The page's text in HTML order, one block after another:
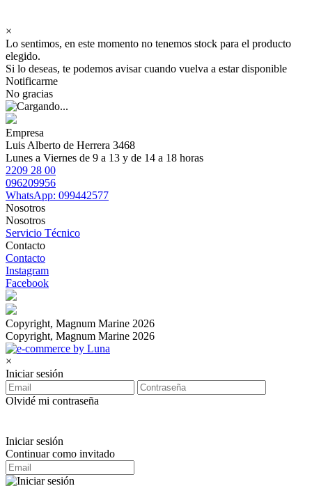
×
Lo sentimos, en este momento no tenemos stock para el producto
elegido.
Si lo deseas, te podemos avisar cuando vuelva a estar disponible
Notificarme
No gracias
Empresa
Luis Alberto de Herrera 3468
Lunes a Viernes de 9 a 13 y de 14 a 18 horas
2209 28 00
096209956
WhatsApp: 099442577
Nosotros
Nosotros
Servicio Técnico
Contacto
Contacto
Instagram
Facebook
Copyright, Magnum Marine 2026
Copyright, Magnum Marine 2026
×
Iniciar sesión
Olvidé mi contraseña
Iniciar sesión
Continuar como invitado